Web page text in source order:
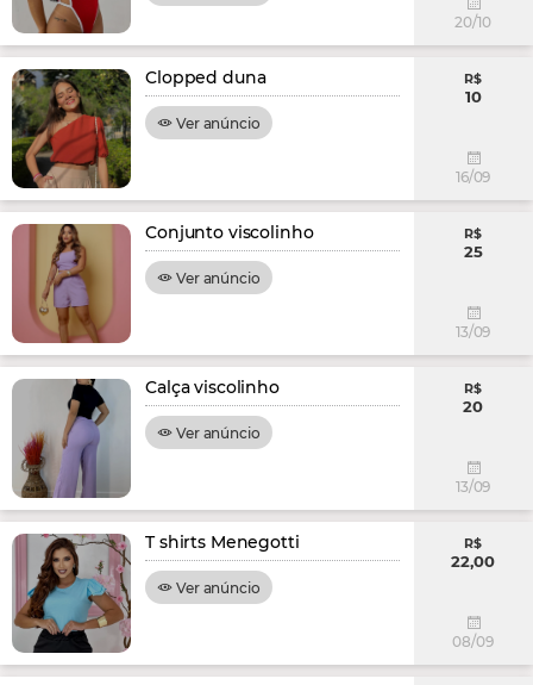
20/10
Clopped duna
Ver anúncio
R$
10
16/09
Conjunto viscolinho
Ver anúncio
R$
25
13/09
Calça viscolinho
Ver anúncio
R$
20
13/09
T shirts Menegotti
Ver anúncio
R$
22,00
08/09